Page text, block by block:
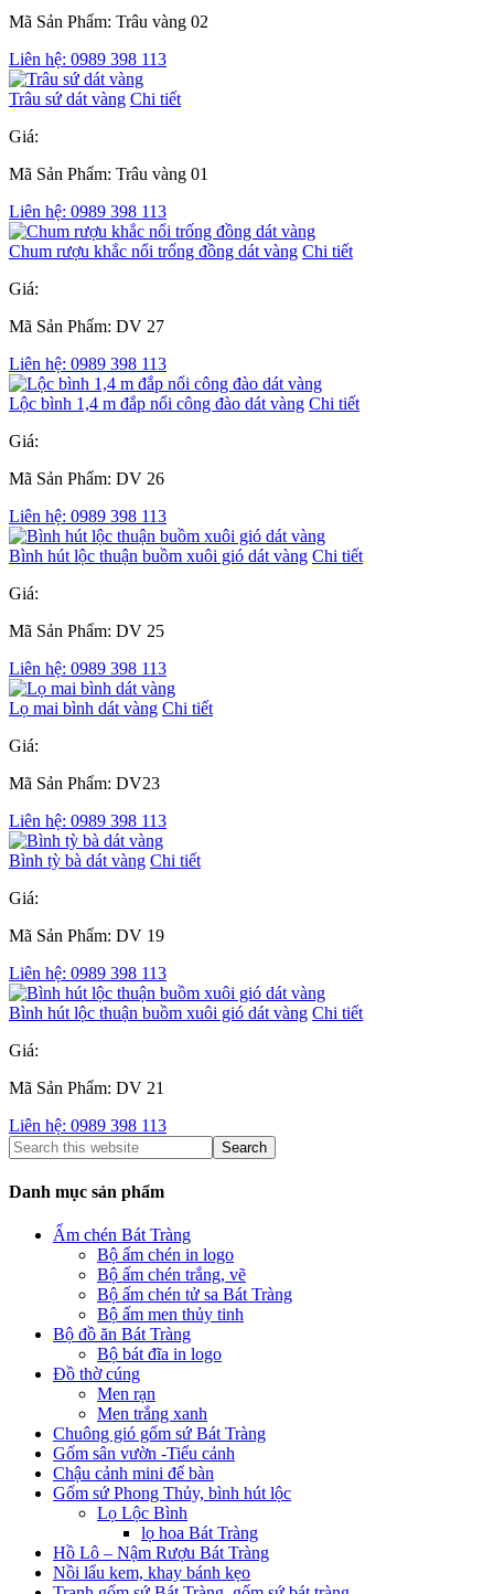
Mã Sản Phẩm: Trâu vàng 02
Liên hệ: 0989 398 113
Trâu sứ dát vàng Chi tiết
Giá:
Mã Sản Phẩm: Trâu vàng 01
Liên hệ: 0989 398 113
Chum rượu khắc nổi trống đồng dát vàng Chi tiết
Giá:
Mã Sản Phẩm: DV 27
Liên hệ: 0989 398 113
Lộc bình 1,4 m đắp nổi công đào dát vàng Chi tiết
Giá:
Mã Sản Phẩm: DV 26
Liên hệ: 0989 398 113
Bình hút lộc thuận buồm xuôi gió dát vàng Chi tiết
Giá:
Mã Sản Phẩm: DV 25
Liên hệ: 0989 398 113
Lọ mai bình dát vàng Chi tiết
Giá:
Mã Sản Phẩm: DV23
Liên hệ: 0989 398 113
Bình tỳ bà dát vàng Chi tiết
Giá:
Mã Sản Phẩm: DV 19
Liên hệ: 0989 398 113
Bình hút lộc thuận buồm xuôi gió dát vàng Chi tiết
Giá:
Mã Sản Phẩm: DV 21
Liên hệ: 0989 398 113
Danh mục sản phẩm
Ấm chén Bát Tràng
Bộ ấm chén in logo
Bộ ấm chén trắng, vẽ
Bộ ấm chén tử sa Bát Tràng
Bộ ấm men thủy tinh
Bộ đồ ăn Bát Tràng
Bộ bát đĩa in logo
Đồ thờ cúng
Men rạn
Men trắng xanh
Chuông gió gốm sứ Bát Tràng
Gốm sân vườn -Tiểu cảnh
Chậu cảnh mini để bàn
Gốm sứ Phong Thủy, bình hút lộc
Lọ Lộc Bình
lọ hoa Bát Tràng
Hồ Lô – Nậm Rượu Bát Tràng
Nồi lẩu kem, khay bánh kẹo